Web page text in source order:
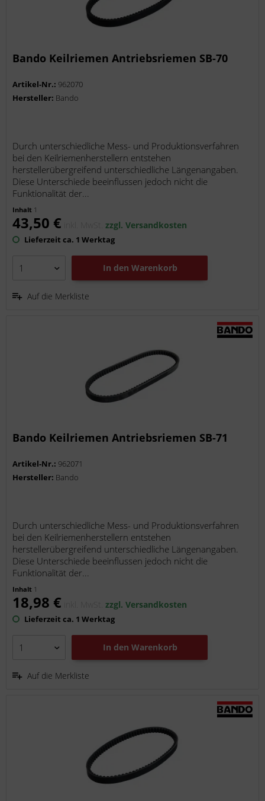
Bando Keilriemen Antriebsriemen SB-70
Artikel-Nr.: 962070
Hersteller: Bando
Durch unterschiedliche Mess- und Produktionsverfahren
bei den Keilriemenherstellern entstehen
herstellerübergreifend unterschiedliche Längenangaben.
Diese Unterschiede beeinflussen jedoch nicht die
Funktionalität der...
Inhalt 1
43,50 € inkl. MwSt.zzgl. Versandkosten
Lieferzeit ca. 1 Werktag
In den Warenkorb
Auf die Merkliste
Bando Keilriemen Antriebsriemen SB-71
Artikel-Nr.: 962071
Hersteller: Bando
Durch unterschiedliche Mess- und Produktionsverfahren
bei den Keilriemenherstellern entstehen
herstellerübergreifend unterschiedliche Längenangaben.
Diese Unterschiede beeinflussen jedoch nicht die
Funktionalität der...
Inhalt 1
18,98 € inkl. MwSt.zzgl. Versandkosten
Lieferzeit ca. 1 Werktag
In den Warenkorb
Auf die Merkliste